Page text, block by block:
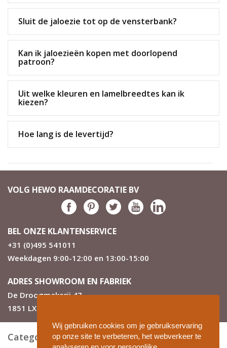
Wij gebruiken cookies om je gebruikservaring
op onze site te verbeteren, het webverkeer te
Sluit de jaloezie tot op de vensterbank?
Kan ik jaloezieën kopen met doorlopend
patroon?
Uit welke kleuren en lamelbreedtes kan ik
kiezen?
Hoe lang is de levertijd?
VOLG HEWO RAAMDECORATIE BV
BEL ONZE KLANTENSERVICE
+31 (0)495 541011
Weekdagen 9:00-12:00 en 13:00-15:00
ADRES SHOWROOM EN FABRIEK
De Droogmakerij 47
1851 LX Heiloo
Categorieën